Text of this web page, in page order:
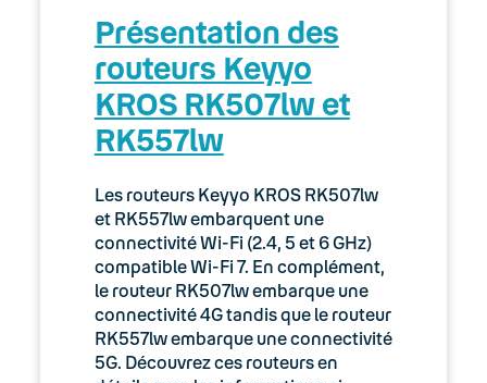
Présentation des
routeurs Keyyo
KROS RK507lw et
RK557lw
Les routeurs Keyyo KROS RK507lw
et RK557lw embarquent une
connectivité Wi-Fi (2.4, 5 et 6 GHz)
compatible Wi-Fi 7. En complément,
le routeur RK507lw embarque une
connectivité 4G tandis que le routeur
RK557lw embarque une connectivité
5G. Découvrez ces routeurs en